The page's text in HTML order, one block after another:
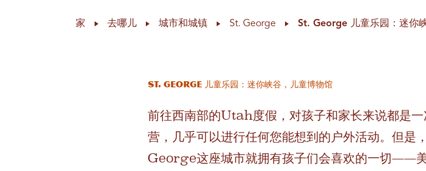
家 去哪儿 城市和城镇 St. George St. George 儿童乐园：迷你
St. George 儿童乐园：迷你峡谷，儿童博物馆
前往西南部的Utah度假，对孩子和家长来说都是
营，几乎可以进行任何您能想到的户外活动。但是
George这座城市就拥有孩子们会喜欢的一切——